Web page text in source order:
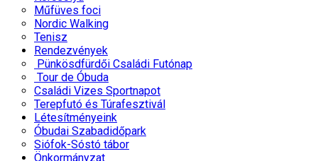
Műfüves foci
Nordic Walking
Tenisz
Rendezvények
Pünkösdfürdői Családi Futónap
Tour de Óbuda
Családi Vizes Sportnapot
Terepfutó és Túrafesztivál
Létesítményeink
Óbudai Szabadidőpark
Siófok-Sóstó tábor
Önkormányzat